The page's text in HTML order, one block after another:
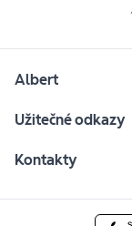
Albert
Užitečné odkazy
Kontakty